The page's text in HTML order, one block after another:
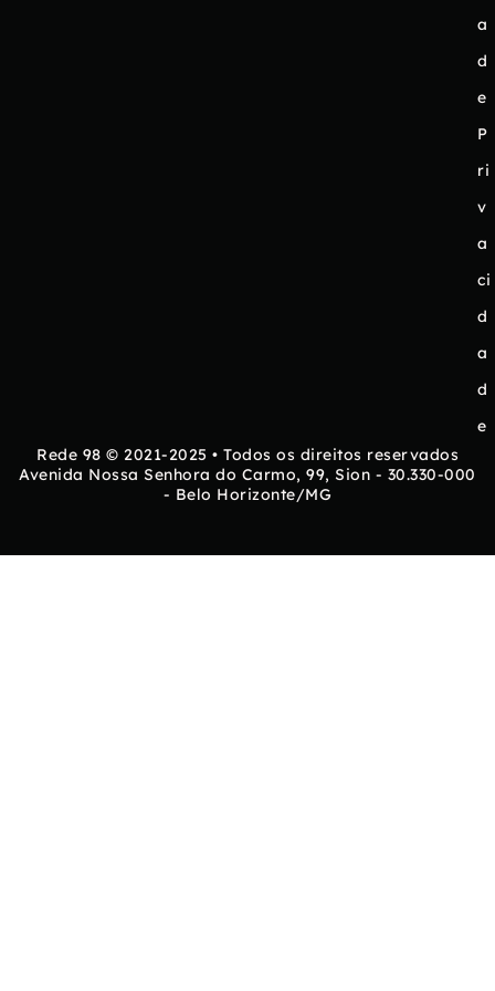
a
d
e
P
ri
v
a
ci
d
a
d
e
Rede 98 © 2021-2025 • Todos os direitos reservados
Avenida Nossa Senhora do Carmo, 99, Sion - 30.330-000
- Belo Horizonte/MG